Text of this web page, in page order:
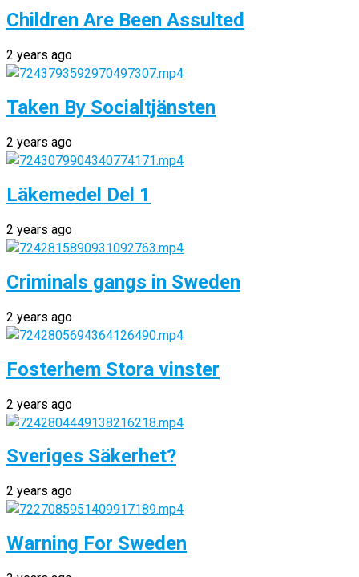
Children Are Been Assulted
2 years ago
Taken By Socialtjänsten
2 years ago
Läkemedel Del 1
2 years ago
Criminals gangs in Sweden
2 years ago
Fosterhem Stora vinster
2 years ago
Sveriges Säkerhet?
2 years ago
Warning For Sweden